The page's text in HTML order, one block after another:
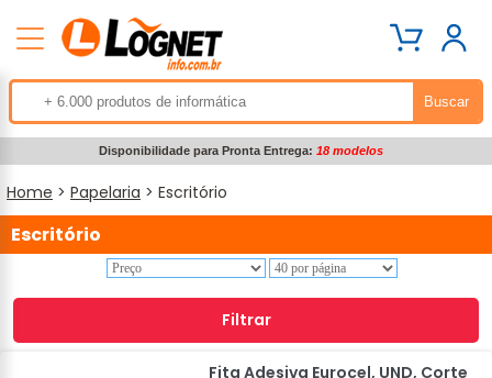
Disponibilidade para Pronta Entrega: 18 modelos
Home > Papelaria > Escritório
Escritório
Filtrar
Fita Adesiva Eurocel, UND, Corte